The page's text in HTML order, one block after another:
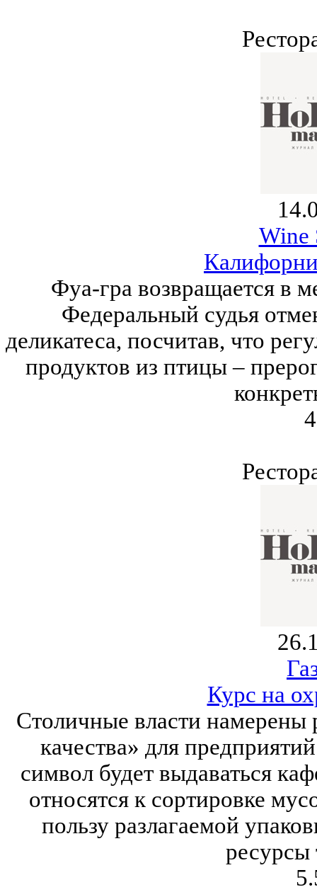
Wine
Фуа-гра возвращается в
Федеральный судья
деликатеса, посчитав, что
продуктов из птицы –
Курс на
Столичные власти намерены
качества» для
символ будет выдаваться
относятся к сортировке
пользу разлагаемой
ресурсы